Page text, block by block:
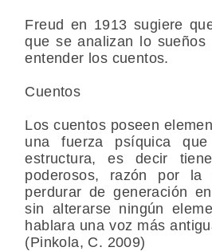
Freud en 1913 sugiere
que se analizan lo sueños
entender los cuentos.
Cuentos
Los cuentos poseen
una fuerza psíquica
estructura, es decir
poderosos, razón por la
perdurar de generación
sin alterarse ningún
hablara una voz más
(Pinkola, C. 2009)